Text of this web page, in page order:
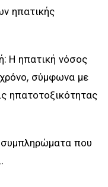
ηπατικής
Η ηπατική νόσος
σύμφωνα με
ηπατοτοξικότητας
συμπληρώματα που